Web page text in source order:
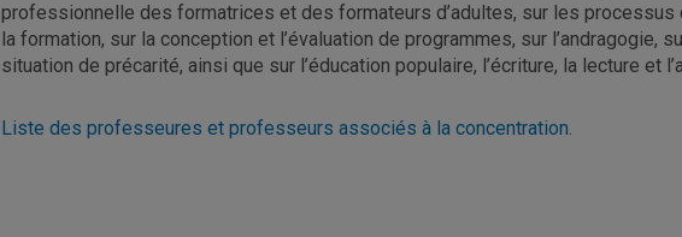
professionnelle des formatrices et des formateurs d’adultes, sur les
la formation, sur la conception et l’évaluation de programmes, sur l’andragogie,
situation de précarité, ainsi que sur l’éducation populaire, l’écriture, la lecture et
Liste des professeures et professeurs associés à la concentration.